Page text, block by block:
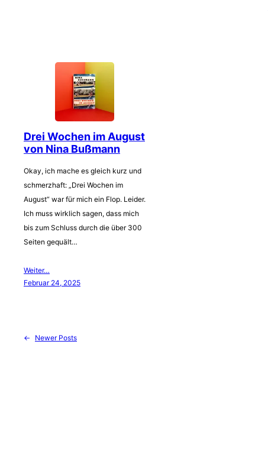
Drei Wochen im August
von Nina Bußmann
Okay, ich mache es gleich kurz und
schmerzhaft: „Drei Wochen im
August“ war für mich ein Flop. Leider.
Ich muss wirklich sagen, dass mich
bis zum Schluss durch die über 300
Seiten gequält…
Weiter…
Februar 24, 2025
← Newer Posts